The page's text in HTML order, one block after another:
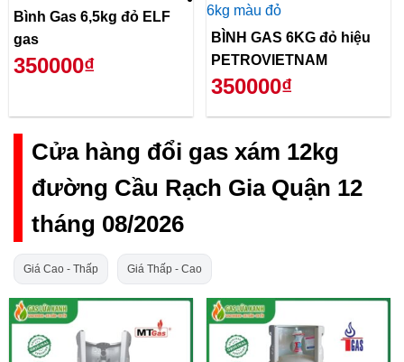
Bình Gas 6,5kg đỏ ELF
gas
350000₫
BÌNH GAS 6KG đỏ hiệu
PETROVIETNAM
350000₫
Cửa hàng đổi gas xám 12kg
đường Cầu Rạch Gia Quận 12
tháng 08/2026
Giá Cao - Thấp Giá Thấp - Cao